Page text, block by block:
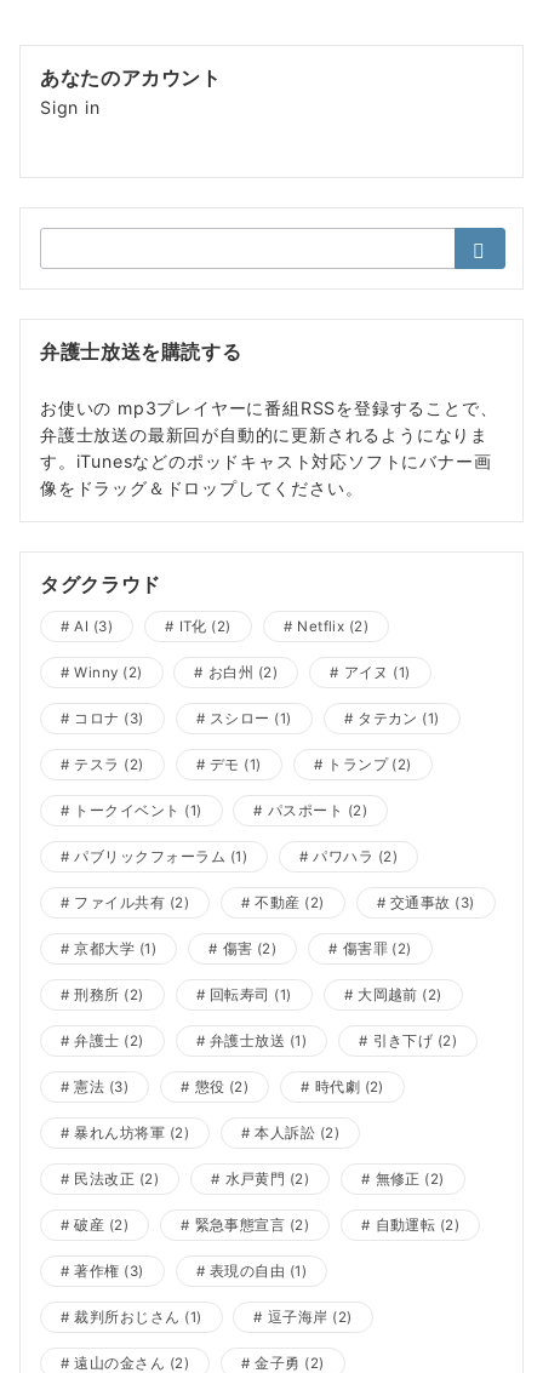
あなたのアカウント
Sign in
索：
弁護士放送を購読する
お使いの mp3プレイヤーに番組RSSを登録することで、
弁護士放送の最新回が自動的に更新されるようになりま
す。iTunesなどのポッドキャスト対応ソフトにバナー画
像をドラッグ＆ドロップしてください。
タグクラウド
AI (3) IT化 (2) Netflix (2)
Winny (2) お白州 (2) アイヌ (1)
コロナ (3) スシロー (1) タテカン (1)
テスラ (2) デモ (1) トランプ(2)
トークイベント (1) パスポート (2)
パブリックフォーラム (1) パワハラ (2)
ファイル共有 (2) 不動産 (2) 交通事故 (3)
京都大学 (1) 傷害 (2) 傷害罪 (2)
刑務所 (2) 回転寿司 (1) 大岡越前 (2)
弁護士 (2) 弁護士放送 (1) 引き下げ (2)
憲法 (3) 懲役 (2) 時代劇 (2)
暴れん坊将軍 (2) 本人訴訟 (2)
民法改正 (2) 水戸黄門 (2) 無修正 (2)
破産 (2) 緊急事態宣言 (2) 自動運転 (2)
著作権 (3) 表現の自由 (1)
裁判所おじさん (1) 逗子海岸 (2)
遠山の金さん (2) 金子勇 (2)